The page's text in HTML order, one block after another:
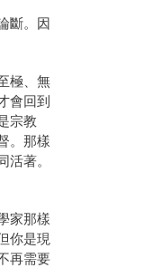
斷。因
極、無
會回到
宗教
。那樣
著。
家那樣
你是現
再需要